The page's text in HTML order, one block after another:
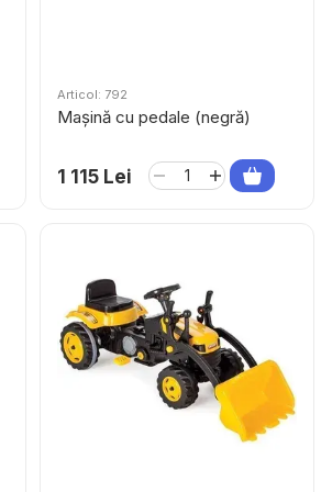
Articol: 792
Mașină cu pedale (negră)
1 115 Lei